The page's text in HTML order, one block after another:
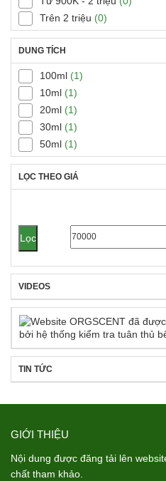
Trên 2 triệu (0)
DUNG TÍCH
100ml (1)
10ml (1)
20ml (1)
30ml (1)
50ml (1)
LỌC THEO GIÁ
Giá
thiểu
Lọc
VIDEOS
TIN TỨC
GIỚI THIỆU
Nội dung được đăng tải lên
chất tham khảo.